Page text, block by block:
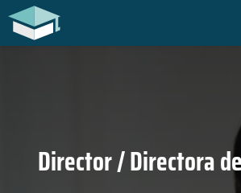
Director / Directora